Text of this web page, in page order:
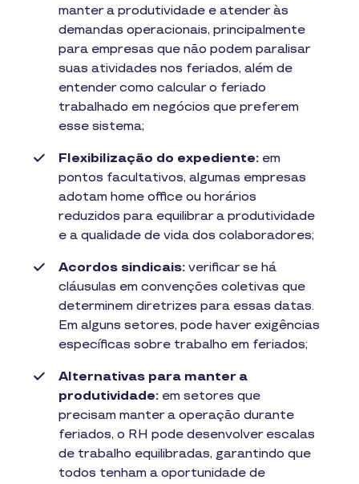
manter a produtividade e atender às
demandas operacionais, principalmente
para empresas que não podem paralisar
suas atividades nos feriados, além de
entender como calcular o feriado
trabalhado em negócios que preferem
esse sistema;
Flexibilização do expediente: em
pontos facultativos, algumas empresas
adotam home office ou horários
reduzidos para equilibrar a produtividade
e a qualidade de vida dos colaboradores;
Acordos sindicais: verificar se há
cláusulas em convenções coletivas que
determinem diretrizes para essas datas.
Em alguns setores, pode haver exigências
específicas sobre trabalho em feriados;
Alternativas para manter a
produtividade: em setores que
precisam manter a operação durante
feriados, o RH pode desenvolver escalas
de trabalho equilibradas, garantindo que
todos tenham a oportunidade de